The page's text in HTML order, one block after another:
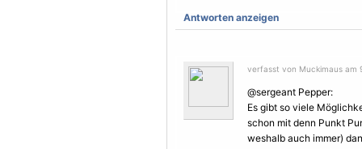
Antworten anzeigen
verfasst von Muckimaus am
@sergeant Pepper:
Es gibt so viele
schon mit denn Punkt
weshalb auch immer)